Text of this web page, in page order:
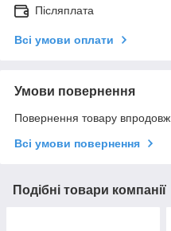
Післяплата
Всі умови оплати
Умови повернення
Повернення товару
Всі умови повернення
Подібні товари компанії